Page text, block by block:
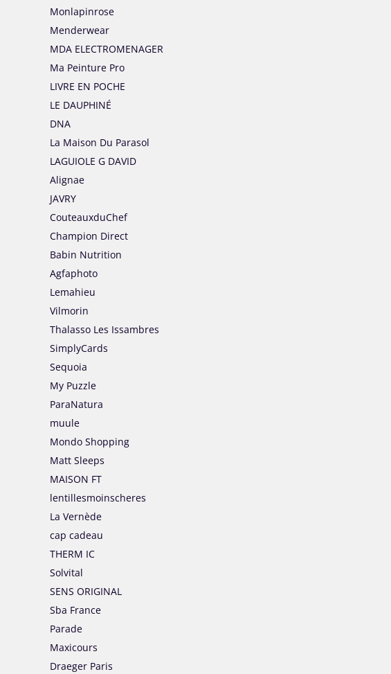
Monlapinrose
Menderwear
MDA ELECTROMENAGER
Ma Peinture Pro
LIVRE EN POCHE
LE DAUPHINÉ
DNA
La Maison Du Parasol
LAGUIOLE G DAVID
Alignae
JAVRY
CouteauxduChef
Champion Direct
Babin Nutrition
Agfaphoto
Lemahieu
Vilmorin
Thalasso Les Issambres
SimplyCards
Sequoia
My Puzzle
ParaNatura
muule
Mondo Shopping
Matt Sleeps
MAISON FT
lentillesmoinscheres
La Vernède
cap cadeau
THERM IC
Solvital
SENS ORIGINAL
Sba France
Parade
Maxicours
Draeger Paris